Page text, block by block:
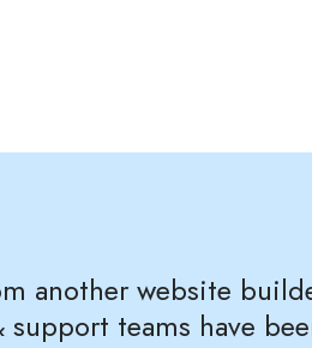
another website
teams have